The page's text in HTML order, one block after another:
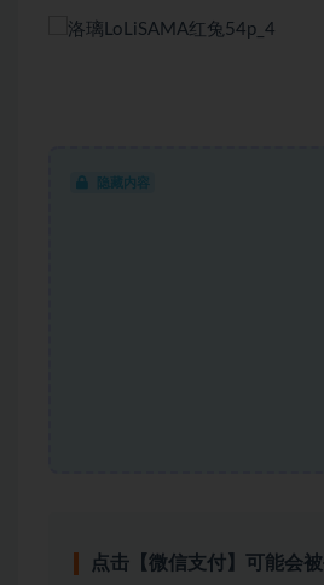
隐藏内容
点击【微信支付】可能会